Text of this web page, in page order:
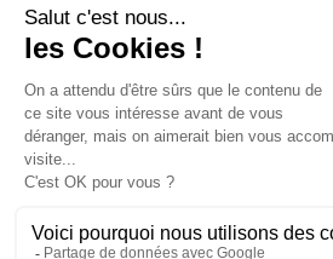
contact @
151, avenue
Le Panorama Z.I.